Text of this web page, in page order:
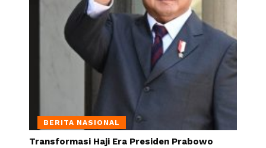
BERITA NASIONAL
Transformasi Haji Era Presiden Prabowo